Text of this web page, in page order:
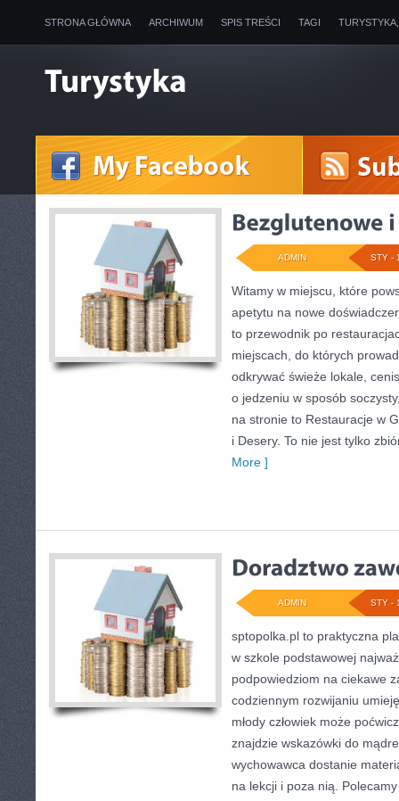
STRONA GŁÓWNA ARCHIWUM SPIS TREŚCI TAGI
STY -
ADMIN
Witamy w miejscu, które
apetytu na nowe
to przewodnik po
miejscach, do których
odkrywać świeże lokale,
o jedzeniu w sposób
na stronie to Restauracje w
i Desery. To nie jest tylko
More ]
STY -
ADMIN
sptopolka.pl to praktyczna
w szkole podstawowej
podpowiedziom na ciekawe
codziennym rozwijaniu
młody człowiek może
znajdzie wskazówki do
wychowawca dostanie
na lekcji i poza nią.